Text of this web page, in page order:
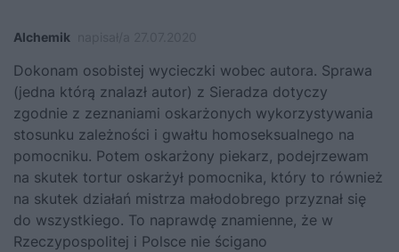
Alchemik
Dokonam osobistej wycieczki wobec autora. Sprawa
(jedna którą znalazł autor) z Sieradza dotyczy
zgodnie z zeznaniami oskarżonych wykorzystywania
stosunku zależności i gwałtu homoseksualnego na
pomocniku. Potem oskarżony piekarz, podejrzewam
na skutek tortur oskarżył pomocnika, który to również
na skutek działań mistrza małodobrego przyznał się
do wszystkiego. To naprawdę znamienne, że w
Rzeczypospolitej i Polsce nie ścigano